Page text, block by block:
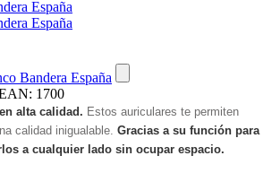
Bandera España
1700
alta calidad. Estos auriculares te permiten
calidad inigualable. Gracias a su función para
a cualquier lado sin ocupar espacio.